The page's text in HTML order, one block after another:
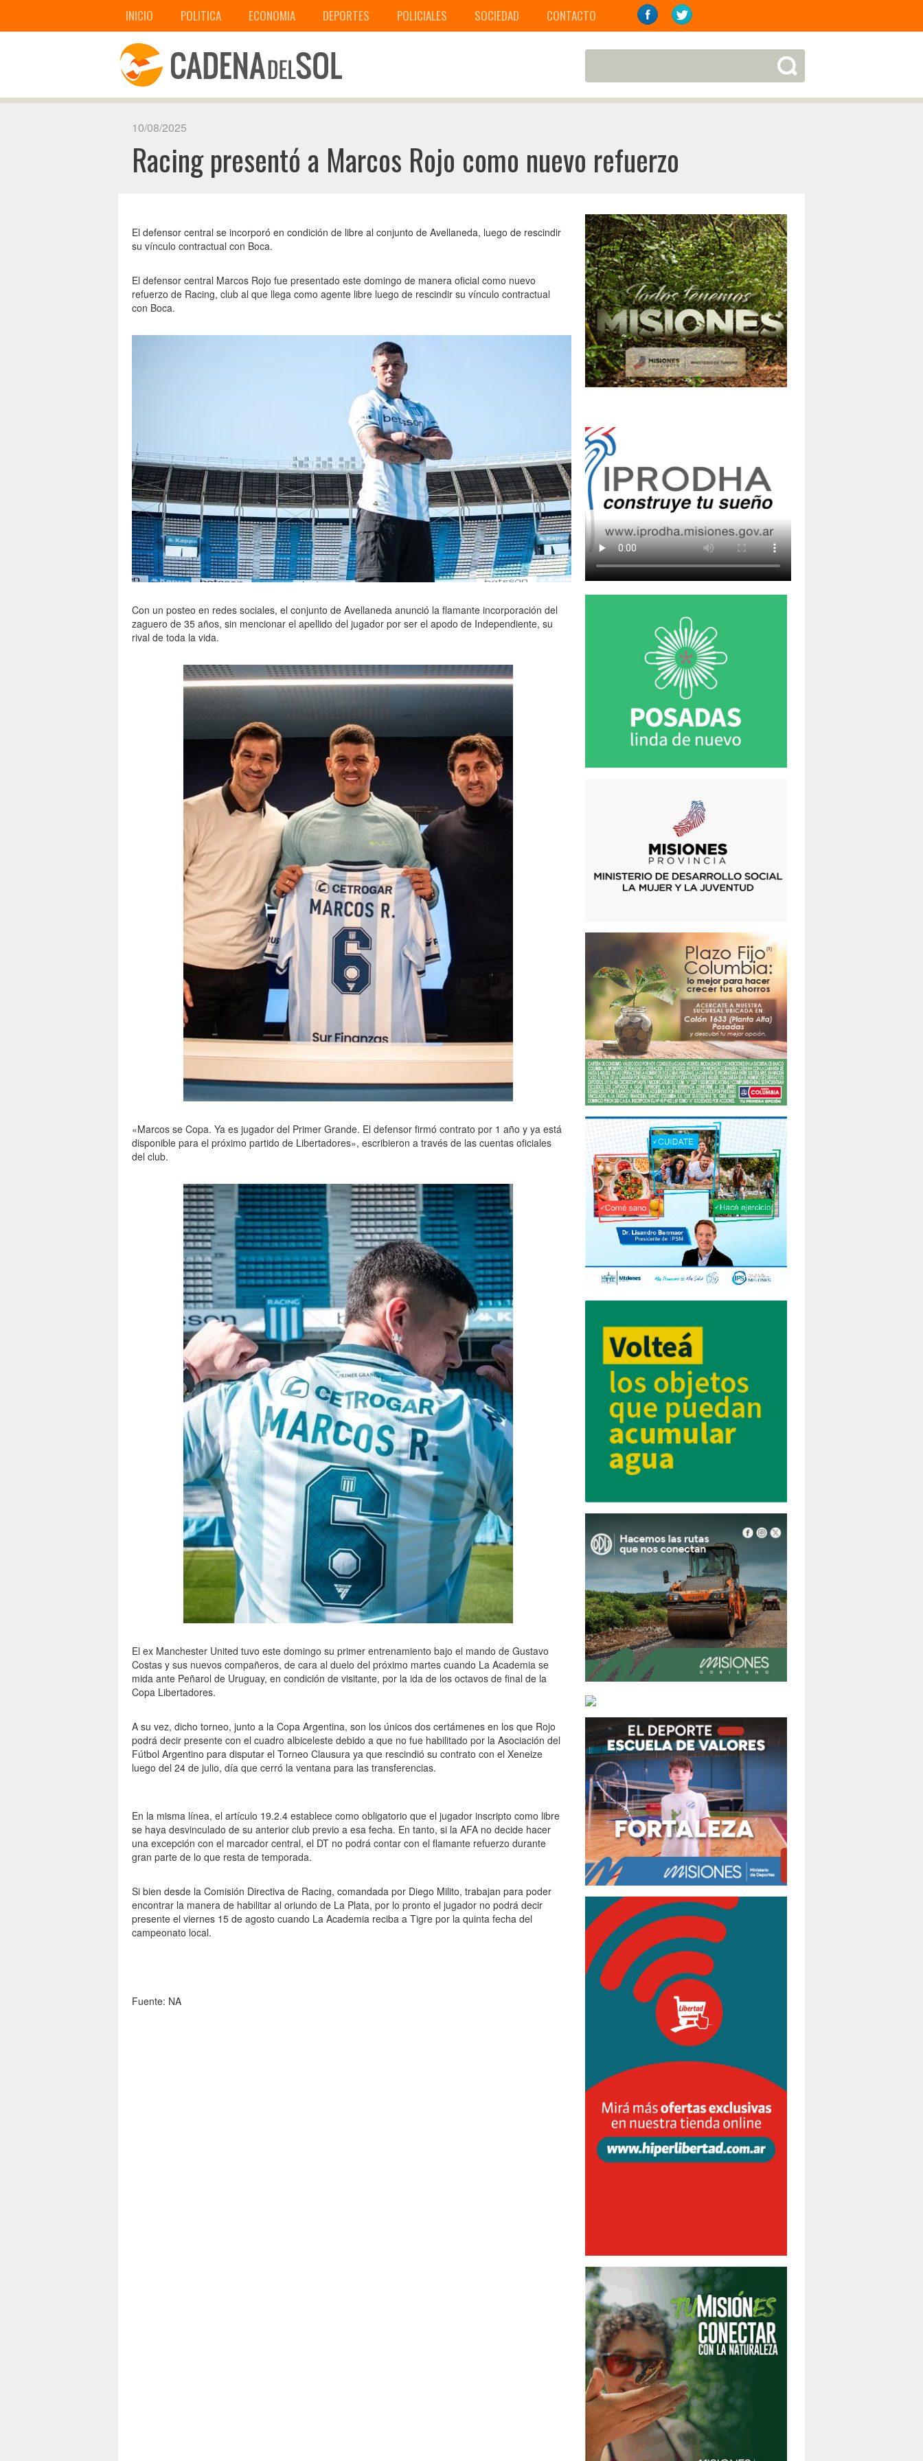
INICIO POLITICA ECONOMIA DEPORTES POLICIALES SOCIEDAD CONTACTO
10/08/2025
Racing presentó a Marcos Rojo como nuevo refuerzo
El defensor central se incorporó en condición de libre al conjunto de Avellaneda, luego de rescindir
su vínculo contractual con Boca.
El defensor central Marcos Rojo fue presentado este domingo de manera oficial como nuevo
refuerzo de Racing, club al que llega como agente libre luego de rescindir su vínculo contractual
con Boca.
Con un posteo en redes sociales, el conjunto de Avellaneda anunció la flamante incorporación del
zaguero de 35 años, sin mencionar el apellido del jugador por ser el apodo de Independiente, su
rival de toda la vida.
«Marcos se Copa. Ya es jugador del Primer Grande. El defensor firmó contrato por 1 año y ya está
disponible para el próximo partido de Libertadores», escribieron a través de las cuentas oficiales
del club.
El ex Manchester United tuvo este domingo su primer entrenamiento bajo el mando de Gustavo
Costas y sus nuevos compañeros, de cara al duelo del próximo martes cuando La Academia se
mida ante Peñarol de Uruguay, en condición de visitante, por la ida de los octavos de final de la
Copa Libertadores.
A su vez, dicho torneo, junto a la Copa Argentina, son los únicos dos certámenes en los que Rojo
podrá decir presente con el cuadro albiceleste debido a que no fue habilitado por la Asociación del
Fútbol Argentino para disputar el Torneo Clausura ya que rescindió su contrato con el Xeneize
luego del 24 de julio, día que cerró la ventana para las transferencias.
En la misma línea, el artículo 19.2.4 establece como obligatorio que el jugador inscripto como libre
se haya desvinculado de su anterior club previo a esa fecha. En tanto, si la AFA no decide hacer
una excepción con el marcador central, el DT no podrá contar con el flamante refuerzo durante
gran parte de lo que resta de temporada.
Si bien desde la Comisión Directiva de Racing, comandada por Diego Milito, trabajan para poder
encontrar la manera de habilitar al oriundo de La Plata, por lo pronto el jugador no podrá decir
presente el viernes 15 de agosto cuando La Academia reciba a Tigre por la quinta fecha del
campeonato local.
Fuente: NA